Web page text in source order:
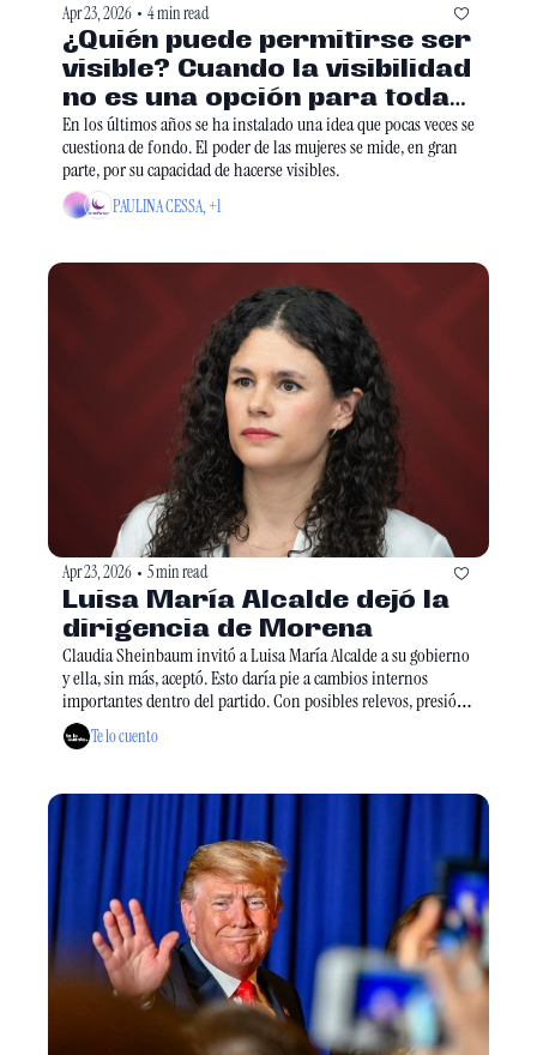
Apr 23, 2026 • 4 min read
¿Quién puede permitirse ser
visible? Cuando la visibilidad
no es una opción para todas
las mujeres
En los últimos años se ha instalado una idea que pocas veces se
cuestiona de fondo. El poder de las mujeres se mide, en gran
PAULINA CESSA, +1
Apr 23, 2026 • 5 min read
Luisa María Alcalde dejó la
dirigencia de Morena
Claudia Sheinbaum invitó a Luisa María Alcalde a su gobierno
y ella, sin más, aceptó. Esto daría pie a cambios internos
importantes dentro del partido. Con posibles relevos, presión
electoral en Coahuila y ajustes en el INE, el partido oficialista
ya empezó a reacomodarse rumbo a lo que viene.
Te lo cuento